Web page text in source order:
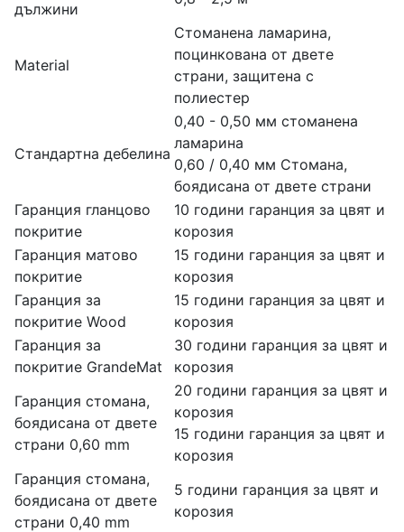
дължини
Material
Стоманена ламарина,
поцинкована от двете
страни, защитена с
полиестер
Стандартна дебелина
0,40 - 0,50 мм стоманена
ламарина
0,60 / 0,40 мм Cтомана,
боядисана от двете страни
Гаранция гланцово
покритие
10 години гаранция за цвят и
корозия
Гаранция матово
покритие
15 години гаранция за цвят и
корозия
Гаранция за
покритие Wood
15 години гаранция за цвят и
корозия
Гаранция за
покритие GrandeMat
30 години гаранция за цвят и
корозия
Гаранция стомана,
боядисана от двете
страни 0,60 mm
20 години гаранция за цвят и
корозия
15 години гаранция за цвят и
корозия
Гаранция стомана,
боядисана от двете
страни 0,40 mm
5 години гаранция за цвят и
корозия